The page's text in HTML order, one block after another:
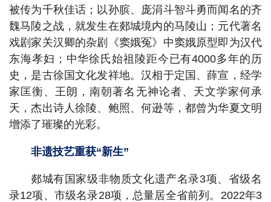
被传为千秋佳话；以孙膑、庞涓斗智斗勇而闻名的齐
魏马陵之战，就发生在郯城境内的马陵山；元代著名
戏剧家关汉卿的杂剧《窦娥冤》中窦娥原型即为汉代
东海孝妇；中华徐氏始祖陵距今已有4000多年的历
史，是古徐国文化发祥地。汉相于定国、薛宣，经学
家匡衡、王朗，南朝著名无神论者、天文学家何承
天，杰出诗人徐陵、鲍照、何逊等，都曾为华夏文明
增添了璀璨的光彩。
非遗技艺重获“新生”
郯城有国家级非物质文化遗产名录3项、省级名
录12项、市级名录28项，总量居全省前列。2022年3